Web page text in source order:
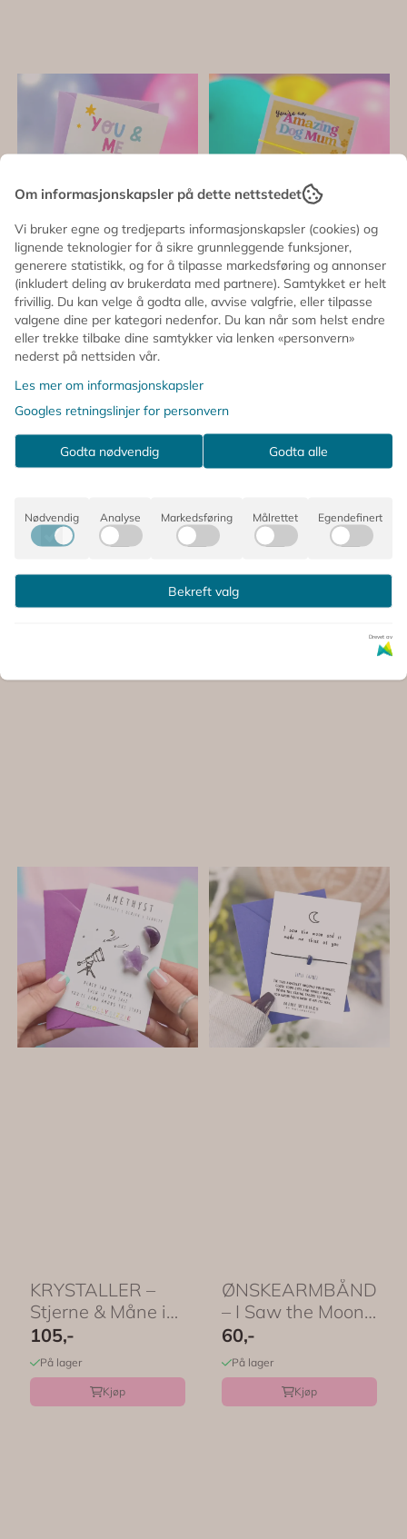
– You & Me
Galentine – by
60,-
– Dog Mum – by
Molly & Izzie
125,-
KRYSTALLER –
Stjerne & Måne i
ametyst – by ...
105,-
På lager
Kjøp
ØNSKEARMBÅND
– I Saw the Moon
– by Molly & ...
60,-
På lager
Kjøp
Om informasjonskapsler på dette nettstedet
Vi bruker egne og tredjeparts informasjonskapsler (cookies) og
lignende teknologier for å sikre grunnleggende funksjoner,
generere statistikk, og for å tilpasse markedsføring og annonser
(inkludert deling av brukerdata med partnere). Samtykket er helt
frivillig. Du kan velge å godta alle, avvise valgfrie, eller tilpasse
valgene dine per kategori nedenfor. Du kan når som helst endre
eller trekke tilbake dine samtykker via lenken «personvern»
nederst på nettsiden vår.
Les mer om informasjonskapsler
Googles retningslinjer for personvern
Godta nødvendig Godta alle
Nødvendig Analyse Markedsføring Målrettet Egendefinert
Bekreft valg
Drevet av